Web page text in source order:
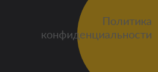
Политика
конфиденциальности